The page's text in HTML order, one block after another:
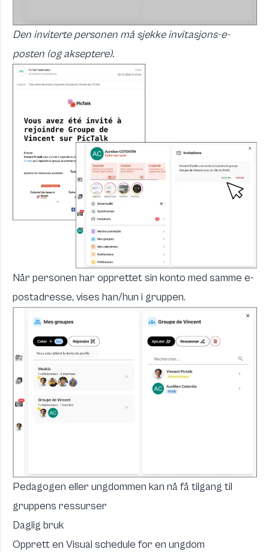
Den inviterte personen må sjekke invitasjons-e-
posten (og akseptere).
Når personen har opprettet sin konto med samme e-
postadresse, vises han/hun i gruppen.
Pedagogen eller ungdommen kan nå få tilgang til
gruppens ressurser
Daglig bruk
Opprett en Visual schedule for en ungdom